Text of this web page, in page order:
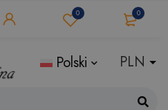
0 0
Polski